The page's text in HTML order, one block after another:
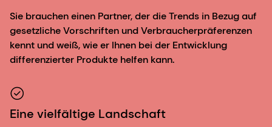
Sie brauchen einen Partner, der die Trends in Bezug auf
gesetzliche Vorschriften und Verbraucherpräferenzen
kennt und weiß, wie er Ihnen bei der Entwicklung
differenzierter Produkte helfen kann.
Eine vielfältige Landschaft